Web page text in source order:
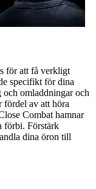
för att få verkligt
specifikt för dina
och omladdningar och
fördel av att höra
Combat hamnar
förbi. Förstärk
dina öron till